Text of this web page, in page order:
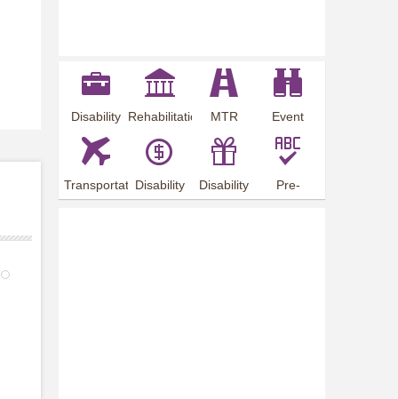
5
Disability
Employment
Rehabilitation
MTR
Station
Event
Preview
Transportation
Arrangements
Disability
Allowance
Disability
Offer
Pre-
employment